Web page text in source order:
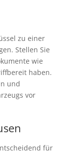
zu einer
Stellen Sie
wie
haben.
und
vor
für